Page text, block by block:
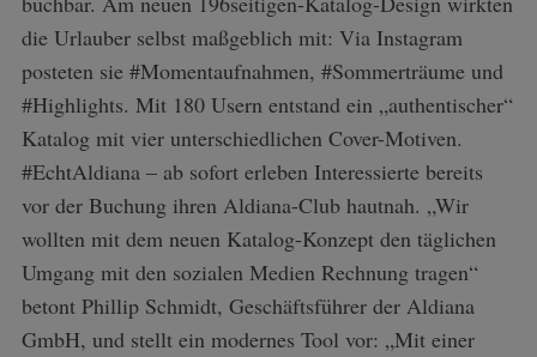
die Urlauber selbst maßgeblich mit: Via Instagram
posteten sie #Momentaufnahmen, #Sommerträume und
#Highlights. Mit 180 Usern entstand ein „authentischer“
Katalog mit vier unterschiedlichen Cover-Motiven.
#EchtAldiana – ab sofort erleben Interessierte bereits
vor der Buchung ihren Aldiana-Club hautnah. „Wir
wollten mit dem neuen Katalog-Konzept den täglichen
Umgang mit den sozialen Medien Rechnung tragen“
betont Phillip Schmidt, Geschäftsführer der Aldiana
GmbH, und stellt ein modernes Tool vor: „Mit einer